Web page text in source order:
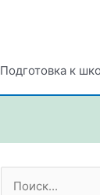
Подготовка к